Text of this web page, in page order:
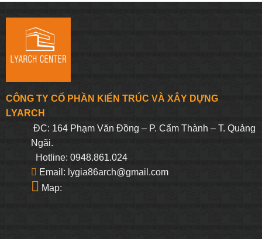
CÔNG TY CỔ PHẦN KIẾN TRÚC VÀ XÂY DỰNG
LYARCH
ĐC: 164 Phạm Văn Đồng – P. Cẩm Thành – T. Quảng
Ngãi.
Hotline: 0948.861.024
Email: lygia86arch@gmail.com
Map: